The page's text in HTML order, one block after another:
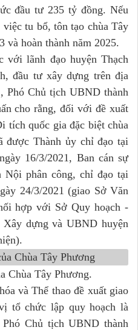
đầu tư 235 tỷ đồng. Nếu
tu bổ, tôn tạo chùa Tây
và hoàn thành năm 2025.
lãnh đạo huyện Thạch
đầu tư xây dựng trên địa
Phó Chủ tịch UBND thành
cho rằng, đối với đề xuất
tích quốc gia đặc biệt chùa
được Thành ủy chỉ đạo tại
16/3/2021, Ban cán sự
phân công, chỉ đạo tại
24/3/2021 (giao Sở Văn
hợp với Sở Quy hoạch -
dựng và UBND huyện
Chùa Tây Phương.
và Thể thao đề xuất giao
tổ chức lập quy hoạch là
Chủ tịch UBND thành